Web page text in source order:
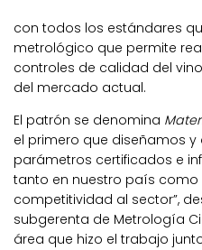
con todos los estándares
metrológico que permite
controles de calidad del
del mercado actual.
El patrón se denomina
el primero que diseñamos
parámetros certificados e
tanto en nuestro país como
competitividad al sector”,
subgerenta de Metrología
área que hizo el trabajo